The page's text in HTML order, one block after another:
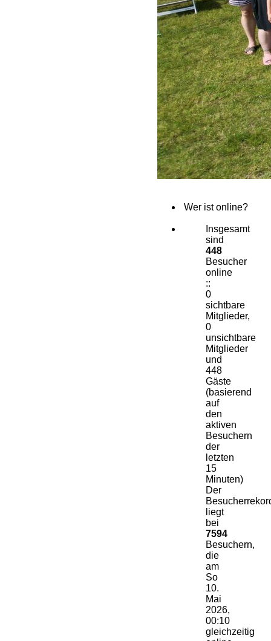
Wer ist online?
Insgesamt
sind
448
Besucher
online
::
0
sichtbare
Mitglieder,
0
unsichtbare
Mitglieder
und
448
Gäste
(basierend
auf
den
aktiven
Besuchern
der
letzten
15
Minuten)
Der
liegt
bei
7594
Besuchern,
die
am
So
10.
Mai
2026,
00:10
gleichzeitig